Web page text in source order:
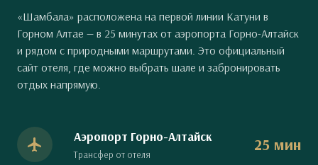
«Шамбала» расположена на первой линии Катуни в
Горном Алтае — в 25 минутах от аэропорта Горно-Алтайск
и рядом с природными маршрутами. Это официальный
сайт отеля, где можно выбрать шале и забронировать
отдых напрямую.
Аэропорт Горно-Алтайск
Трансфер от отеля 25 мин